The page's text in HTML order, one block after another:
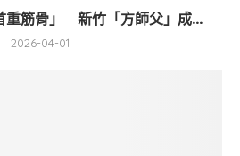
重筋骨」 新竹「方師父」成...
2026-04-01